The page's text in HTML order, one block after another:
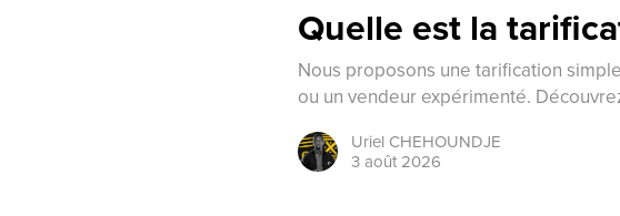
Quelle est la
Nous proposons une tarification
ou un vendeur expérimenté.
Uriel CHEHOUNDJE
3 août 2026